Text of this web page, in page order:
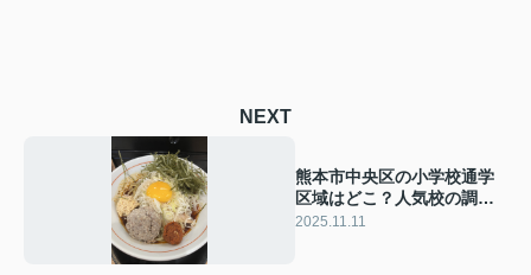
NEXT
熊本市中央区の小学校通学
区域はどこ？人気校の調べ
方も紹介
2025.11.11